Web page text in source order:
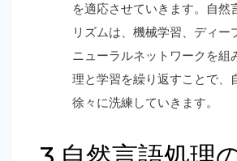
を適応させていきます。自然
リズムは、機械学習、ディー
ニューラルネットワークを組
理と学習を繰り返すことで、
徐々に洗練していきます。